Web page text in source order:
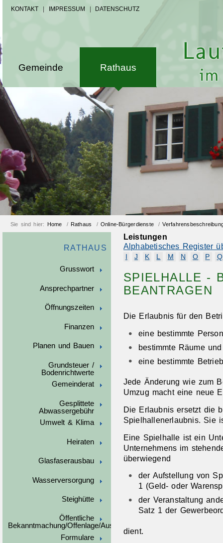
KONTAKT IMPRESSUM DATENSCHUTZ
Gemeinde Rathaus
Sie sind hier: Home / Rathaus / Online-Bürgerdienste /
RATHAUS
Grusswort
Ansprechpartner
Öffnungszeiten
Finanzen
Planen und Bauen
Grundsteuer /
Bodenrichtwerte
Gemeinderat
Gesplittete
Abwassergebühr
Umwelt & Klima
Heiraten
Glasfaserausbau
Wasserversorgung
Steighütte
Öffentliche
Bekanntmachung/Offenlage/Ausschreibungen
Formulare
Leistungen
Alphabetisches Register
J K L M N O P Q
SPIELHALLE -
BEANTRAGEN
Die Erlaubnis für den
eine bestimmte
bestimmte Räume und
eine bestimmte
Jede Änderung wie zum
Umzug macht eine neue
Die Erlaubnis ersetzt die
Spielhallenerlaubnis. Sie
Eine Spielhalle ist ein
Unternehmens im
überwiegend
der Aufstellung von
1 (Geld- oder
der Veranstaltung
Satz 1 der
dient.